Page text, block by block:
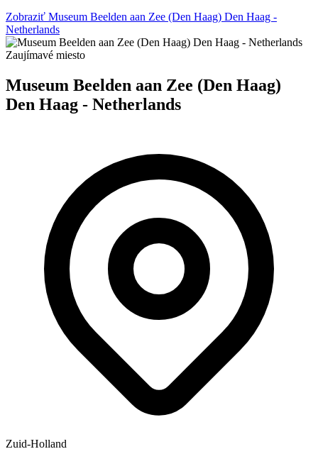
Zobraziť Museum Beelden aan Zee (Den Haag) Den Haag -
Netherlands
Zaujímavé miesto
Museum Beelden aan Zee (Den Haag)
Den Haag - Netherlands
Zuid-Holland